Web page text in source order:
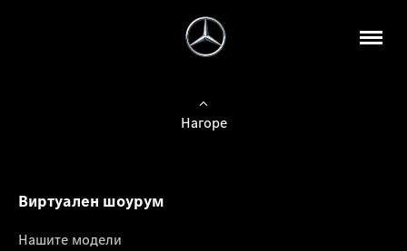
Нагоре
Виртуален шоурум
Нашите модели